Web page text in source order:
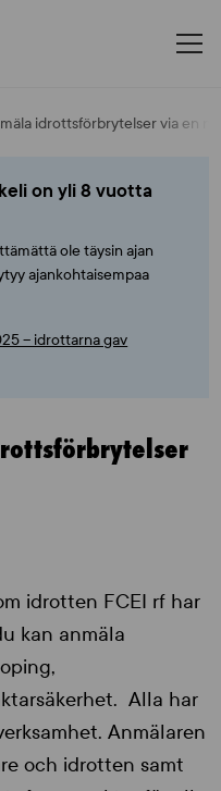
idrottsförbrytelser via en
on yli 8 vuotta
ole täysin ajan
ajankohtaisempaa
– idrottarna gav
idrotten FCEI rf har
kan anmäla
Alla har
Anmälaren
och idrotten samt